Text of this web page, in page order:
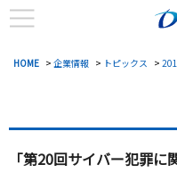
HOME > 企業情報 > トピックス >
「第20回サイバー犯罪